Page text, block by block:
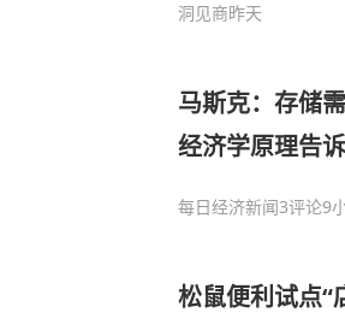
洞见商昨天
马斯克：存储
经济学原理告
每日经济新闻3评论9
松鼠便利试点“